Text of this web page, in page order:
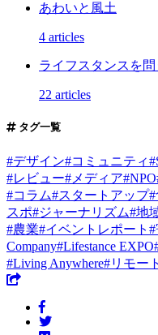
あわいと風土
4 articles
ライフスタンスを問
22 articles
タグ一覧
#デザイン#コミュニティ#
#レビュー# メディア#NPO
#コラム#スタートアップ#
スポ#ジャーナリズム#地
#農業#イベントレポート #
Company#Lifestance EXPO
#Living Anywhere#リモー